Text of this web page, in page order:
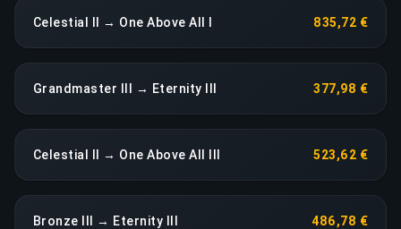
Celestial II → One Above All I 835,72 €
Grandmaster III → Eternity III 377,98 €
Celestial II → One Above All III 523,62 €
Bronze III → Eternity III 486,78 €